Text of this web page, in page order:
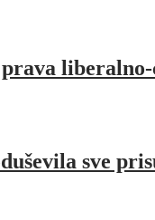
sve